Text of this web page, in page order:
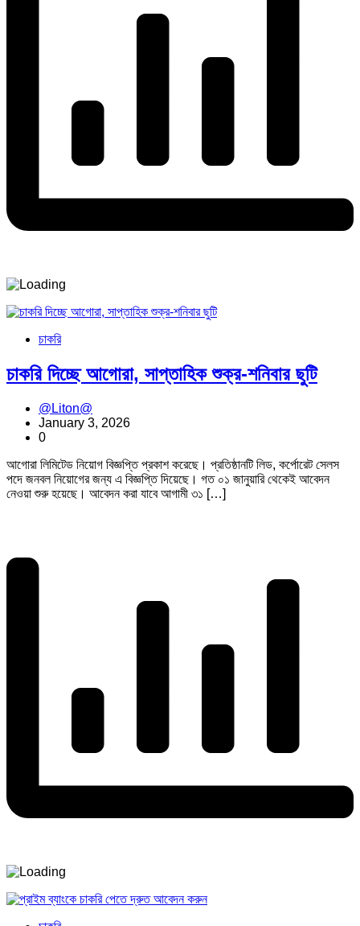
চাকরি
চাকরি দিচ্ছে আগোরা, সাপ্তাহিক শুক্র-শনিবার ছুটি
@Liton@
January 3, 2026
0
আগোরা লিমিটেড নিয়োগ বিজ্ঞপ্তি প্রকাশ করেছে। প্রতিষ্ঠানটি লিড, কর্পোরেট সেলস
পদে জনবল নিয়োগের জন্য এ বিজ্ঞপ্তি দিয়েছে। গত ০১ জানুয়ারি থেকেই আবেদন
নেওয়া শুরু হয়েছে। আবেদন করা যাবে আগামী ৩১ […]